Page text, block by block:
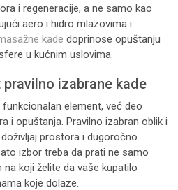
i regeneracije, a ne samo kao
aero i hidro mlazovima i
kade doprinose opuštanju
u kućnim uslovima.
izabrane kade
element, već deo
i opuštanja. Pravilno izabran oblik i
prostora i dugoročno
izbor treba da prati ne samo
koji želite da vaše kupatilo
koje dolaze.